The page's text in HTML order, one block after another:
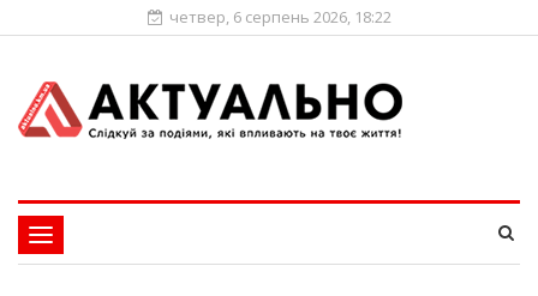
четвер, 6 серпень 2026, 18:22
Toggle
navigation